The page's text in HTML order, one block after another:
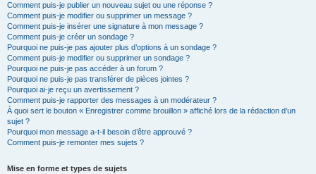
Comment puis-je publier un nouveau sujet ou une réponse ?
Comment puis-je modifier ou supprimer un message ?
Comment puis-je insérer une signature à mon message ?
Comment puis-je créer un sondage ?
Pourquoi ne puis-je pas ajouter plus d’options à un sondage ?
Comment puis-je modifier ou supprimer un sondage ?
Pourquoi ne puis-je pas accéder à un forum ?
Pourquoi ne puis-je pas transférer de pièces jointes ?
Pourquoi ai-je reçu un avertissement ?
Comment puis-je rapporter des messages à un modérateur ?
À quoi sert le bouton « Enregistrer comme brouillon » affiché lors de la rédaction d’un
sujet ?
Pourquoi mon message a-t-il besoin d’être approuvé ?
Comment puis-je remonter mes sujets ?
Mise en forme et types de sujets